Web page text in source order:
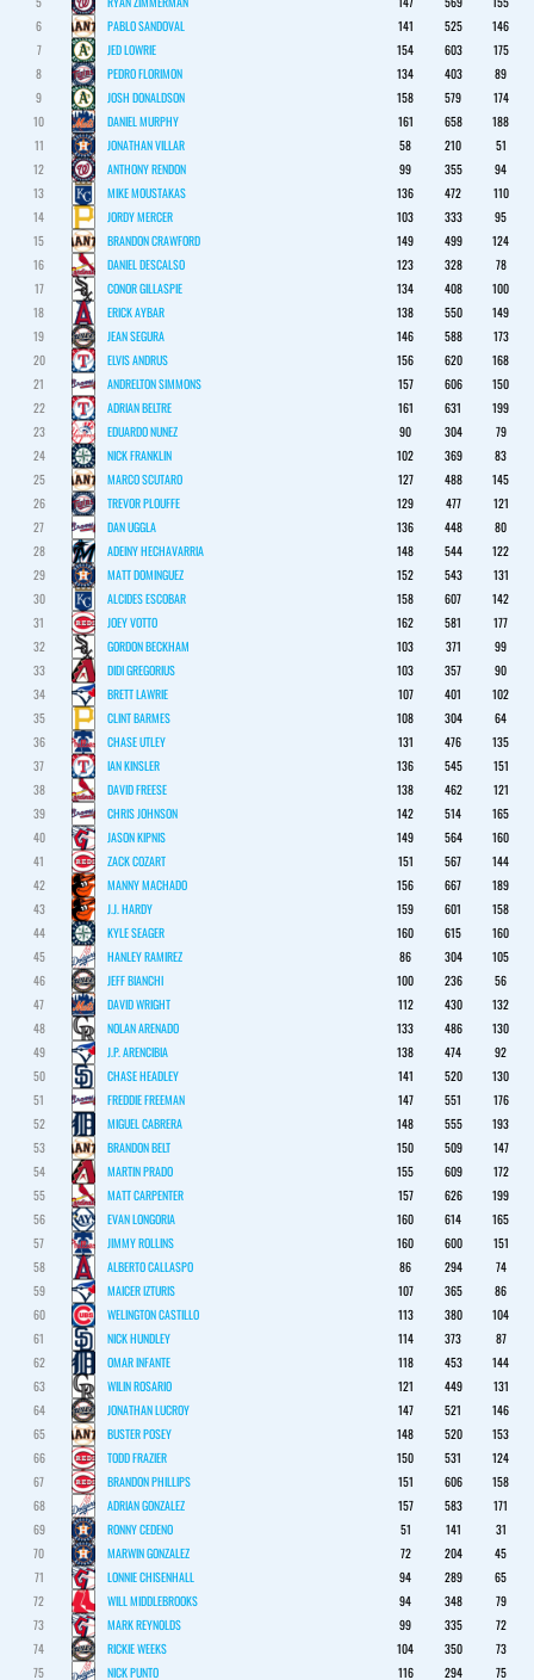
6
PABLO SANDOVAL 141 525
146
7
JED LOWRIE 154 603
175
8
PEDRO FLORIMON 134 403
89
9
JOSH DONALDSON 158 579
174
10
DANIEL MURPHY 161 658
188
11
JONATHAN VILLAR 58 210
51
12
ANTHONY RENDON 99 355
94
13
MIKE MOUSTAKAS 136 472
110
14
JORDY MERCER 103 333
95
15
BRANDON CRAWFORD 149 499
124
16
DANIEL DESCALSO 123 328
78
17
CONOR GILLASPIE 134 408
100
18
ERICK AYBAR 138 550
149
19
JEAN SEGURA 146 588
173
20
ELVIS ANDRUS 156 620
168
21
ANDRELTON SIMMONS 157 606
150
22
ADRIAN BELTRE 161 631
199
23
EDUARDO NUNEZ 90 304
79
24
NICK FRANKLIN 102 369
83
25
MARCO SCUTARO 127 488
145
26
TREVOR PLOUFFE 129 477
121
27
DAN UGGLA 136 448
80
28
ADEINY HECHAVARRIA 148 544
122
29
MATT DOMINGUEZ 152 543
131
30
ALCIDES ESCOBAR 158 607
142
31
JOEY VOTTO 162 581
177
32
GORDON BECKHAM 103 371
99
33
DIDI GREGORIUS 103 357
90
34
BRETT LAWRIE 107 401
102
35
CLINT BARMES 108 304
64
36
CHASE UTLEY 131 476
135
37
IAN KINSLER 136 545
151
38
DAVID FREESE 138 462
121
39
CHRIS JOHNSON 142 514
165
40
JASON KIPNIS 149 564
160
41
ZACK COZART 151 567
144
42
MANNY MACHADO 156 667
189
43
J.J. HARDY 159 601
158
44
KYLE SEAGER 160 615
160
45
HANLEY RAMIREZ 86 304
105
46
JEFF BIANCHI 100 236
56
47
DAVID WRIGHT 112 430
132
48
NOLAN ARENADO 133 486
130
49
J.P. ARENCIBIA 138 474
92
50
CHASE HEADLEY 141 520
130
51
FREDDIE FREEMAN 147 551
176
52
MIGUEL CABRERA 148 555
193
53
BRANDON BELT 150 509
147
54
MARTIN PRADO 155 609
172
55
MATT CARPENTER 157 626
199
56
EVAN LONGORIA 160 614
165
57
JIMMY ROLLINS 160 600
151
58
ALBERTO CALLASPO 86 294
74
59
MAICER IZTURIS 107 365
86
60
WELINGTON CASTILLO 113 380
104
61
NICK HUNDLEY 114 373
87
62
OMAR INFANTE 118 453
144
63
WILIN ROSARIO 121 449
131
64
JONATHAN LUCROY 147 521
146
65
BUSTER POSEY 148 520
153
66
TODD FRAZIER 150 531
124
67
BRANDON PHILLIPS 151 606
158
68
ADRIAN GONZALEZ 157 583
171
69
RONNY CEDENO 51 141
31
70
MARWIN GONZALEZ 72 204
45
71
LONNIE CHISENHALL 94 289
65
72
WILL MIDDLEBROOKS 94 348
79
73
MARK REYNOLDS 99 335
72
74
RICKIE WEEKS 104 350
73
75
NICK PUNTO 116 294 75